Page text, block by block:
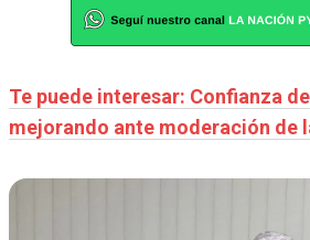
Te puede interesar: Confianza
mejorando ante moderación de